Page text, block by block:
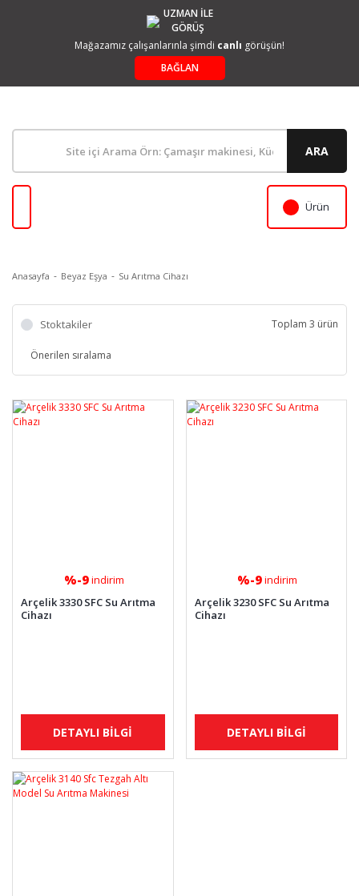
UZMAN İLE
GÖRÜŞ
Mağazamız çalışanlarınla şimdi canlı görüşün!
BAĞLAN
ARA
Ürün
Anasayfa Beyaz Eşya Su Arıtma Cihazı
Stoktakiler Toplam 3 ürün
%-9indirim
Arçelik 3330 SFC Su Arıtma
Cihazı
DETAYLI BİLGİ
%-9indirim
Arçelik 3230 SFC Su Arıtma
Cihazı
DETAYLI BİLGİ